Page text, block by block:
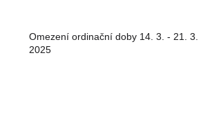
Omezení ordinační doby 14. 3. - 21. 3.
2025